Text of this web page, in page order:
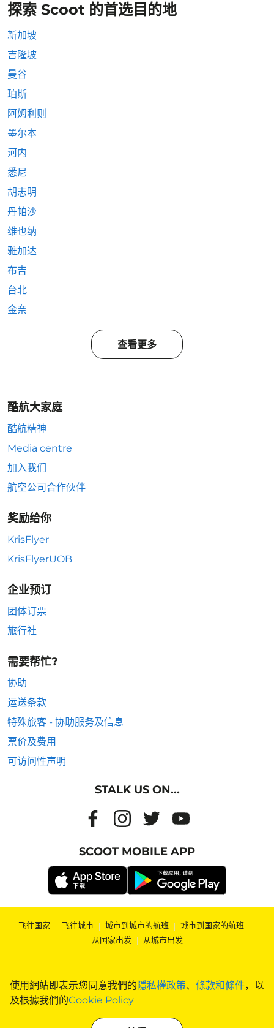
使用網站即表示您同意我們的隱私權政策、 條款和條件，以
及根據我們的Cookie Policy
探索 Scoot 的首选目的地
新加坡
吉隆坡
曼谷
珀斯
阿姆利则
墨尔本
河内
悉尼
胡志明
丹帕沙
维也纳
雅加达
布吉
台北
金奈
查看更多
酷航大家庭
酷航精神
Media centre
加入我们
航空公司合作伙伴
奖励给你
KrisFlyer
KrisFlyerUOB
企业预订
团体订票
旅行社
需要帮忙?
协助
运送条款
特殊旅客 - 协助服务及信息
票价及费用
可访问性声明
STALK US ON...
SCOOT MOBILE APP
飞往国家 | 飞往城市 | 城市到城市的航班 | 城市到国家的航班 |
从国家出发 | 从城市出发